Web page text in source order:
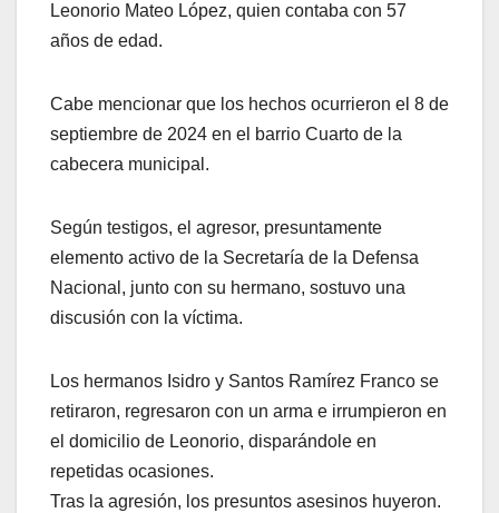
Leonorio Mateo López, quien contaba con 57
años de edad.
Cabe mencionar que los hechos ocurrieron el 8 de
septiembre de 2024 en el barrio Cuarto de la
cabecera municipal.
Según testigos, el agresor, presuntamente
elemento activo de la Secretaría de la Defensa
Nacional, junto con su hermano, sostuvo una
discusión con la víctima.
Los hermanos Isidro y Santos Ramírez Franco se
retiraron, regresaron con un arma e irrumpieron en
el domicilio de Leonorio, disparándole en
repetidas ocasiones.
Tras la agresión, los presuntos asesinos huyeron.